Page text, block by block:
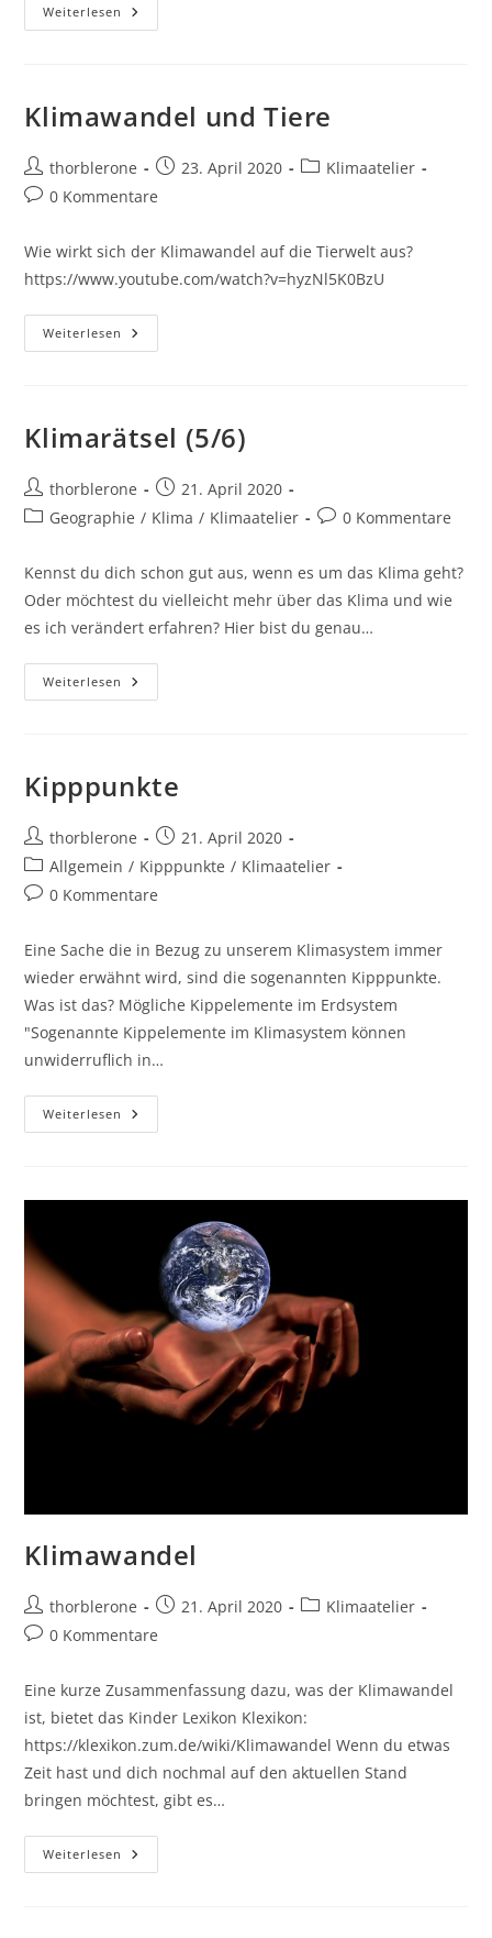
Weiterlesen Material
Grundlagen
Klimawandel und Tiere
Beitrags-
Autor:
thorblerone
Beitrag
veröffentlicht:
23. April 2020
Beitrags-
Klimaatelier
Beitrags-
0 Kommentare
Wie wirkt sich der Klimawandel auf die Tierwelt aus?
https://www.youtube.com/watch?v=hyzNl5K0BzU
Weiterlesen Klimawandel
Und
Klimarätsel (5/6)
Beitrags-
Autor:
thorblerone
Beitrag
veröffentlicht:
21. April 2020
Beitrags-
Geographie / Klima / Klimaatelier
Beitrags-
0 Kommentare
Kennst du dich schon gut aus, wenn es um das Klima geht?
Oder möchtest du vielleicht mehr über das Klima und wie
es ich verändert erfahren? Hier bist du genau…
Weiterlesen Klimarätsel
(5/6)
Kipppunkte
Beitrags-
Autor:
thorblerone
Beitrag
veröffentlicht:
21. April 2020
Beitrags-
Kategorie:
Allgemein / Kipppunkte / Klimaatelier
Beitrags-
0 Kommentare
Eine Sache die in Bezug zu unserem Klimasystem immer
wieder erwähnt wird, sind die sogenannten Kipppunkte.
Was ist das? Mögliche Kippelemente im Erdsystem
"Sogenannte Kippelemente im Klimasystem können
unwiderruflich in…
Weiterlesen Kipppunkte
Klimawandel
Beitrags-
Autor:
thorblerone
Beitrag
veröffentlicht:
21. April 2020
Beitrags-
Klimaatelier
Beitrags-
0 Kommentare
Eine kurze Zusammenfassung dazu, was der Klimawandel
ist, bietet das Kinder Lexikon Klexikon:
https://klexikon.zum.de/wiki/Klimawandel Wenn du etwas
Zeit hast und dich nochmal auf den aktuellen Stand
bringen möchtest, gibt es…
Weiterlesen Klimawandel